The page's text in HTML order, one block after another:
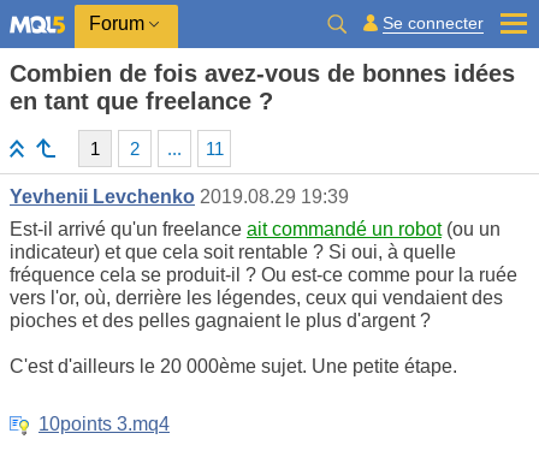
Forum Se connecter
Combien de fois avez-vous de bonnes idées
en tant que freelance ?
1 2 ... 11
Yevhenii Levchenko 2019.08.29 19:39
Est-il arrivé qu'un freelance ait commandé un robot(ou un
indicateur) et que cela soit rentable ? Si oui, à quelle
fréquence cela se produit-il ? Ou est-ce comme pour la ruée
vers l'or, où, derrière les légendes, ceux qui vendaient des
pioches et des pelles gagnaient le plus d'argent ?
C'est d'ailleurs le 20 000ème sujet. Une petite étape.
10points 3.mq4